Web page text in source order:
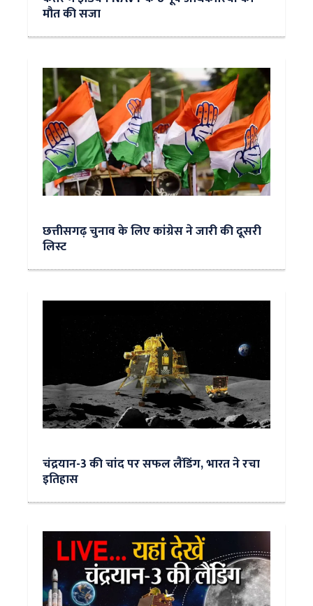
मौत की सजा
छत्तीसगढ़ चुनाव के लिए कांग्रेस ने जारी की दूसरी
लिस्ट
चंद्रयान-3 की चांद पर सफल लैंडिंग, भारत ने रचा
इतिहास